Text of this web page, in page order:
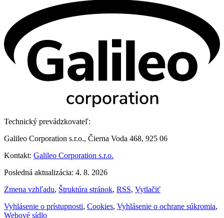
Technický prevádzkovateľ:
Galileo Corporation s.r.o., Čierna Voda 468, 925 06
Kontakt: Galileo Corporation s.r.o.
Posledná aktualizácia: 4. 8. 2026
Zmena vzhľadu, Štruktúra stránok, RSS, Vytlačiť
Vyhlásenie o prístupnosti, Cookies, Vyhlásenie o ochrane súkromia,
Webové sídlo